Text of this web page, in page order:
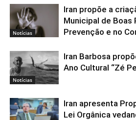
Notícias
Iran propõe a
Municipal de Boas
Prevenção e no
Notícias
Iran Barbosa
Ano Cultural “Zé
Iran apresenta
Lei Orgânica